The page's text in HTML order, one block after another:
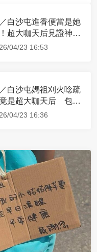
白沙屯進香便當是她
超大咖天后見證神
近媽祖就爆哭
04/23 16:53
白沙屯媽祖刈火唸疏
是超大咖天后 包尿
5小時不喊累
04/23 16:36